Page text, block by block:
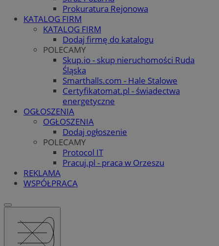
Prokuratura Rejonowa
KATALOG FIRM
KATALOG FIRM
Dodaj firmę do katalogu
POLECAMY
Skup.io - skup nieruchomości Ruda
Śląska
Smarthalls.com - Hale Stalowe
Certyfikatomat.pl - świadectwa
energetyczne
OGŁOSZENIA
OGŁOSZENIA
Dodaj ogłoszenie
POLECAMY
Protocol IT
Pracuj.pl - praca w Orzeszu
REKLAMA
WSPÓŁPRACA